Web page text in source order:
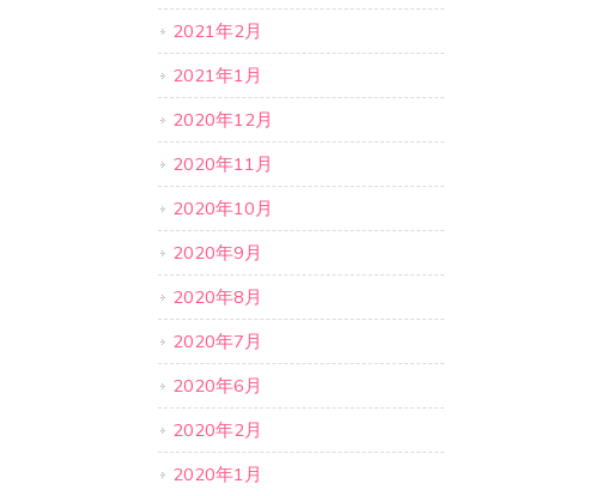
2021年2月
2021年1月
2020年12月
2020年11月
2020年10月
2020年9月
2020年8月
2020年7月
2020年6月
2020年2月
2020年1月